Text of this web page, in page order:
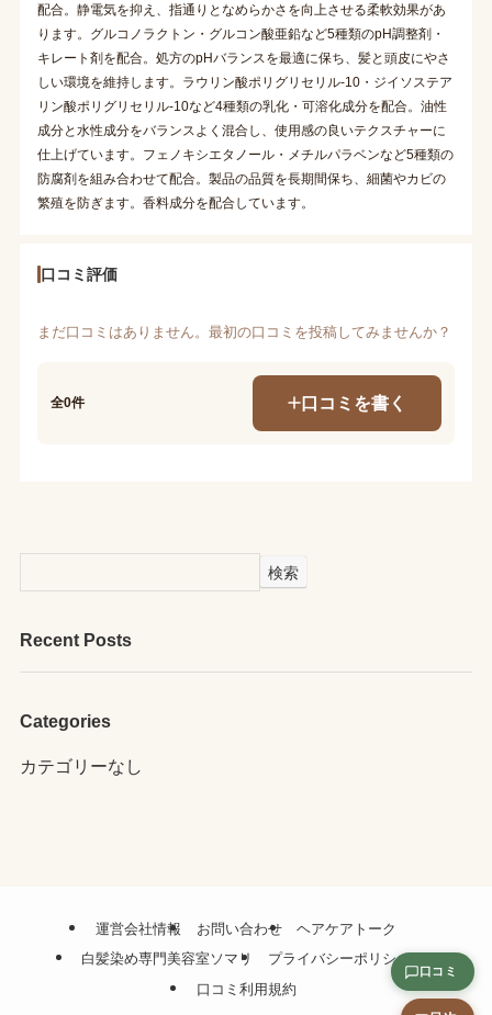
配合。静電気を抑え、指通りとなめらかさを向上させる柔軟効果があ
ります。グルコノラクトン・グルコン酸亜鉛など5種類のpH調整剤・
キレート剤を配合。処方のpHバランスを最適に保ち、髪と頭皮にやさ
しい環境を維持します。ラウリン酸ポリグリセリル-10・ジイソステア
リン酸ポリグリセリル-10など4種類の乳化・可溶化成分を配合。油性
成分と水性成分をバランスよく混合し、使用感の良いテクスチャーに
仕上げています。フェノキシエタノール・メチルパラベンなど5種類の
防腐剤を組み合わせて配合。製品の品質を長期間保ち、細菌やカビの
繁殖を防ぎます。香料成分を配合しています。
口コミ評価
まだ口コミはありません。最初の口コミを投稿してみませんか？
全0件 口コミを書く
検索
Recent Posts
Categories
カテゴリーなし
運営会社情報 お問い合わせ
ヘアケアトーク
白髪染め専門美容室ソマリ
プライバシーポリシー
口コミ利用規約
口コミ